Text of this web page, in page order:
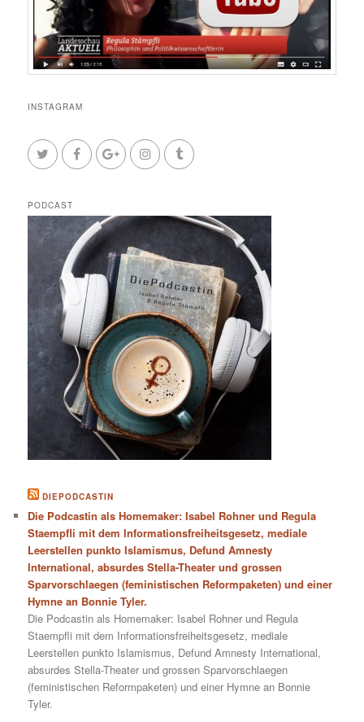
INSTAGRAM
PODCAST
DIEPODCASTIN
Die Podcastin als Homemaker: Isabel Rohner und Regula
Staempfli mit dem Informationsfreiheitsgesetz, mediale
Leerstellen punkto Islamismus, Defund Amnesty
International, absurdes Stella-Theater und grossen
Sparvorschlaegen (feministischen Reformpaketen) und einer
Hymne an Bonnie Tyler.
Die Podcastin als Homemaker: Isabel Rohner und Regula
Staempfli mit dem Informationsfreiheitsgesetz, mediale
Leerstellen punkto Islamismus, Defund Amnesty International,
absurdes Stella-Theater und grossen Sparvorschlaegen
(feministischen Reformpaketen) und einer Hymne an Bonnie
Tyler.